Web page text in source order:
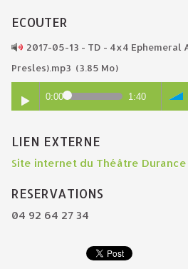
ECOUTER
2017-05-13 - TD - 4x4
Presles).mp3 (3.85 Mo)
0:00 1:40
LIEN EXTERNE
Site internet du Théâtre Durance
RESERVATIONS
04 92 64 27 34